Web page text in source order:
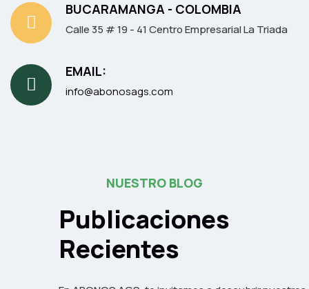
BUCARAMANGA - COLOMBIA
Calle 35 # 19 - 41 Centro Empresarial La Triada
EMAIL:
info@abonosags.com
NUESTRO BLOG
Publicaciones
Recientes